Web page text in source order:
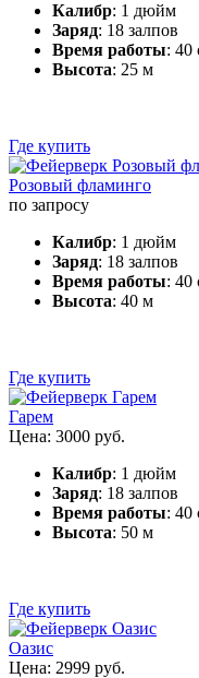
Калибр: 1 дюйм
Заряд: 18 залпов
Время работы: 40
Высота: 25 м
Где купить
Розовый фламинго
по запросу
Калибр: 1 дюйм
Заряд: 18 залпов
Время работы: 40
Высота: 40 м
Где купить
Гарем
Цена: 3000 руб.
Калибр: 1 дюйм
Заряд: 18 залпов
Время работы: 40
Высота: 50 м
Где купить
Оазис
Цена: 2999 руб.